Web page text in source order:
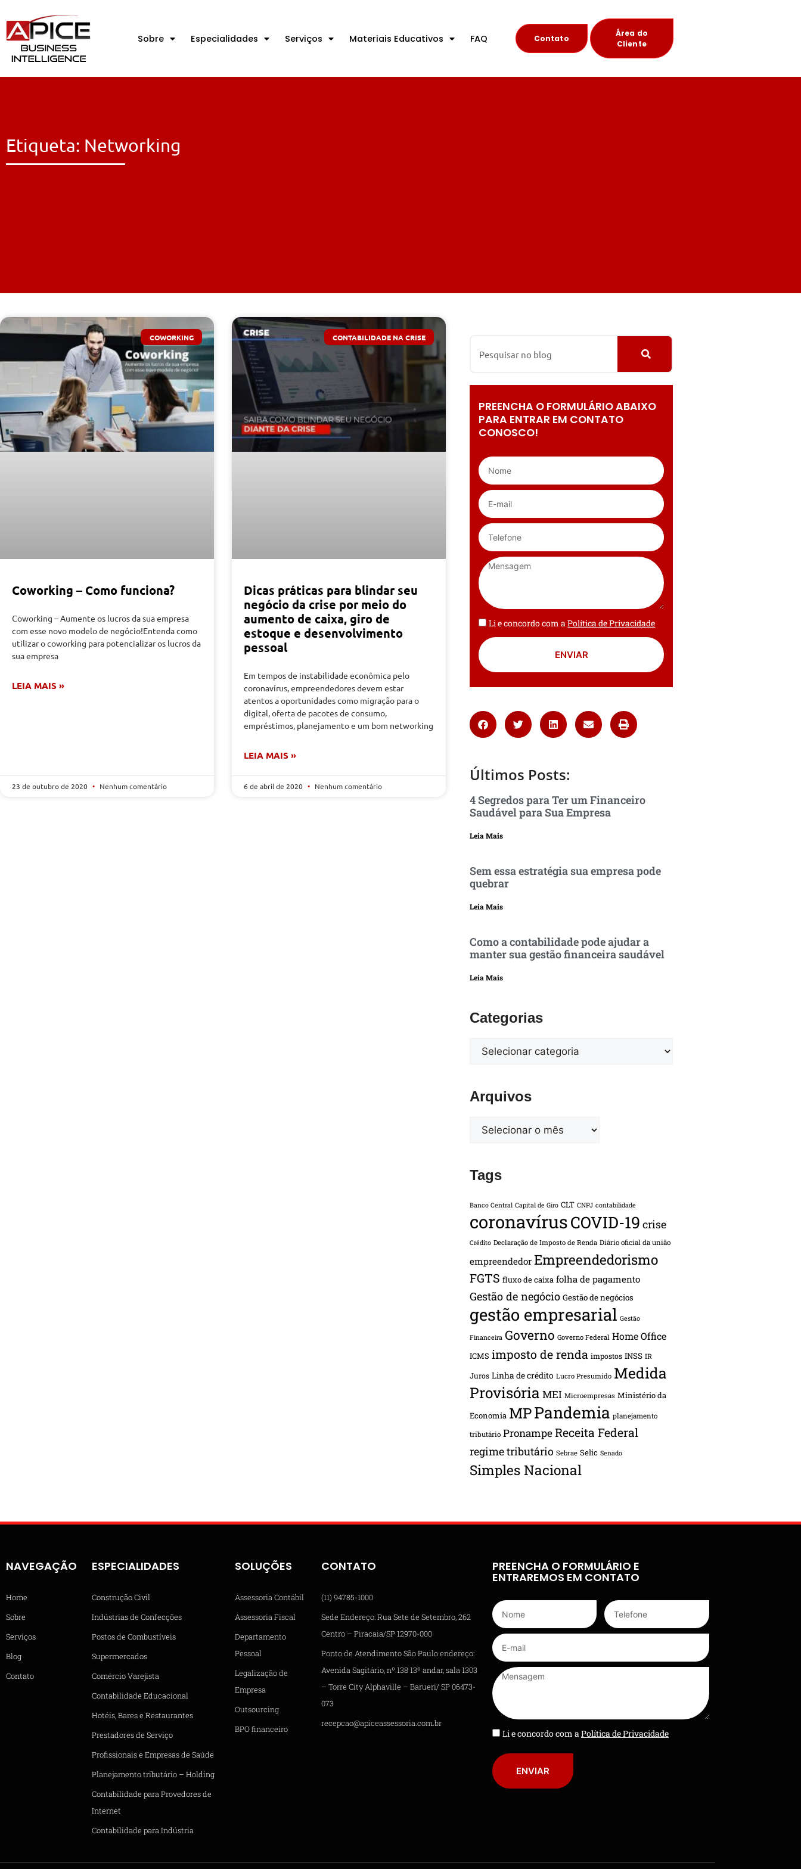
Sobre Especialidades Serviços Materiais Educativos FAQ Contato
Área do
Cliente
Etiqueta: Networking
COWORKING
Coworking – Como funciona?
Coworking – Aumente os lucros da sua empresa
com esse novo modelo de negócio!Entenda como
utilizar o coworking para potencializar os lucros da
sua empresa
LEIA MAIS »
23 de outubro de 2020 Nenhum comentário
CONTABILIDADE NA CRISE
Dicas práticas para blindar seu
negócio da crise por meio do
aumento de caixa, giro de
estoque e desenvolvimento
pessoal
Em tempos de instabilidade econômica pelo
coronavírus, empreendedores devem estar
atentos a oportunidades como migração para o
digital, oferta de pacotes de consumo,
empréstimos, planejamento e um bom networking
LEIA MAIS »
6 de abril de 2020 Nenhum comentário
PREENCHA O FORMULÁRIO ABAIXO
PARA ENTRAR EM CONTATO
CONOSCO!
Li e concordo com aPolítica de Privacidade
ENVIAR
Últimos Posts:
4 Segredos para Ter um Financeiro
Saudável para Sua Empresa
Leia Mais
Sem essa estratégia sua empresa pode
quebrar
Leia Mais
Como a contabilidade pode ajudar a
manter sua gestão financeira saudável
Leia Mais
Categorias
Arquivos
Tags
Banco Central Capital de Giro CLT CNPJ contabilidade
coronavírusCOVID-19 crise
Crédito Declaração de Imposto de Renda Diário oficial da união
empreendedor Empreendedorismo
FGTS fluxo de caixa folha de pagamento
Gestão de negócio Gestão de negócios
gestão empresarial Gestão
Financeira Governo Governo Federal Home Office
ICMS imposto de renda impostos INSS IR
Juros Linha de crédito Lucro Presumido Medida
Provisória MEI Microempresas Ministério da
Economia MPPandemia planejamento
tributário PronampeReceita Federal
regime tributário Sebrae Selic Senado
Simples Nacional
NAVEGAÇÃO
Home
Sobre
Serviços
Blog
Contato
ESPECIALIDADES
Construção Civil
Indústrias de Confecções
Postos de Combustíveis
Supermercados
Comércio Varejista
Contabilidade Educacional
Hotéis, Bares e Restaurantes
Prestadores de Serviço
Profissionais e Empresas de Saúde
Planejamento tributário – Holding
Contabilidade para Provedores de
Internet
Contabilidade para Indústria
SOLUÇÕES
Assessoria Contábil
Assessoria Fiscal
Departamento
Pessoal
Legalização de
Empresa
Outsourcing
BPO financeiro
CONTATO
(11) 94785-1000
Sede Endereço: Rua Sete de Setembro, 262
Centro – Piracaia/SP 12970-000
Ponto de Atendimento São Paulo endereço:
Avenida Sagitário, nº 138 13º andar, sala 1303
– Torre City Alphaville – Barueri/ SP 06473-
073
recepcao@apiceassessoria.com.br
PREENCHA O FORMULÁRIO E
ENTRAREMOS EM CONTATO
Li e concordo com aPolítica de Privacidade
ENVIAR